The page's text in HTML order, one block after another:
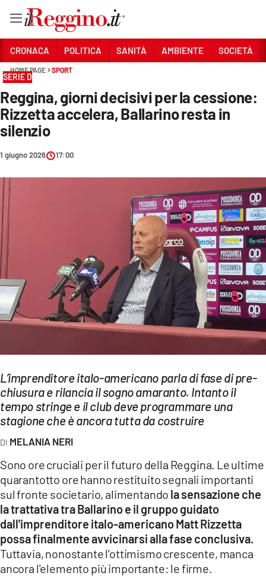
Sezioni
CRONACA
POLITICA
SANITÀ
AMBIENTE
ECONOMIA E LAVORO
EVENTI
SPORT
LAC NETWORK
LAC ONAIR
LaC
LACPLAY.IT
LACTV.IT
LACONAIR.IT
LACITYMAG.IT
CRONACA POLITICA SANITÀ AMBIENTE SOCIETÀ
HOME PAGE SPORT
SERIE D
Reggina, giorni decisivi per la cessione:
Rizzetta accelera, Ballarino resta in
silenzio
1 giugno 2026 17:00
L’imprenditore italo-americano parla di fase di pre-
chiusura e rilancia il sogno amaranto. Intanto il
tempo stringe e il club deve programmare una
stagione che è ancora tutta da costruire
MELANIA NERI
Sono ore cruciali per il futuro della Reggina. Le ultime
quarantotto ore hanno restituito segnali importanti
sul fronte societario, alimentando la sensazione che
la trattativa tra Ballarino e il gruppo guidato
dall'imprenditore italo-americano Matt Rizzetta
possa finalmente avvicinarsi alla fase conclusiva.
Tuttavia, nonostante l'ottimismo crescente, manca
ancora l'elemento più importante: le firme.